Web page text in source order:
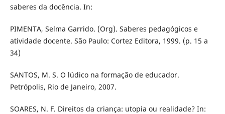
saberes da docência. In:
PIMENTA, Selma Garrido. (Org). Saberes pedagógicos e
atividade docente. São Paulo: Cortez Editora, 1999. (p. 15 a
34)
SANTOS, M. S. O lúdico na formação de educador.
Petrópolis, Rio de Janeiro, 2007.
SOARES, N. F. Direitos da criança: utopia ou realidade? In: